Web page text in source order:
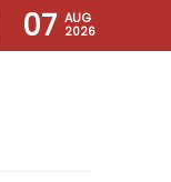
07 AUG
2026